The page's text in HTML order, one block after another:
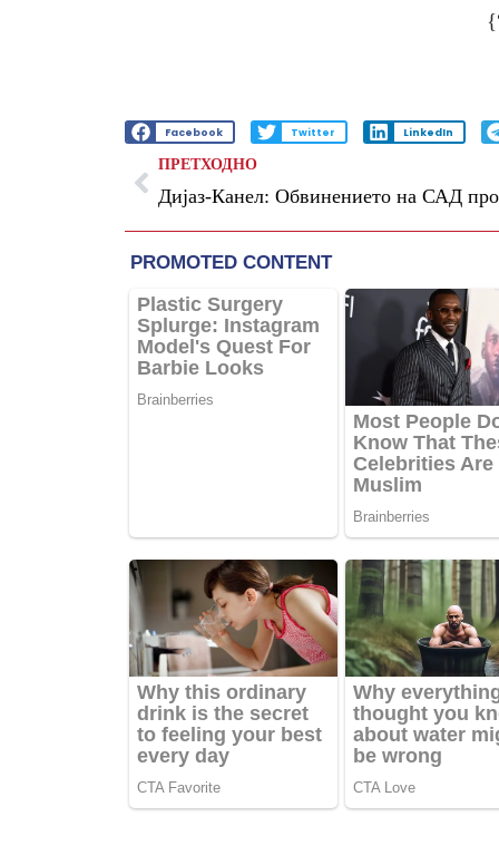
Facebook Twitter LinkedIn
ПРЕТХОДНО